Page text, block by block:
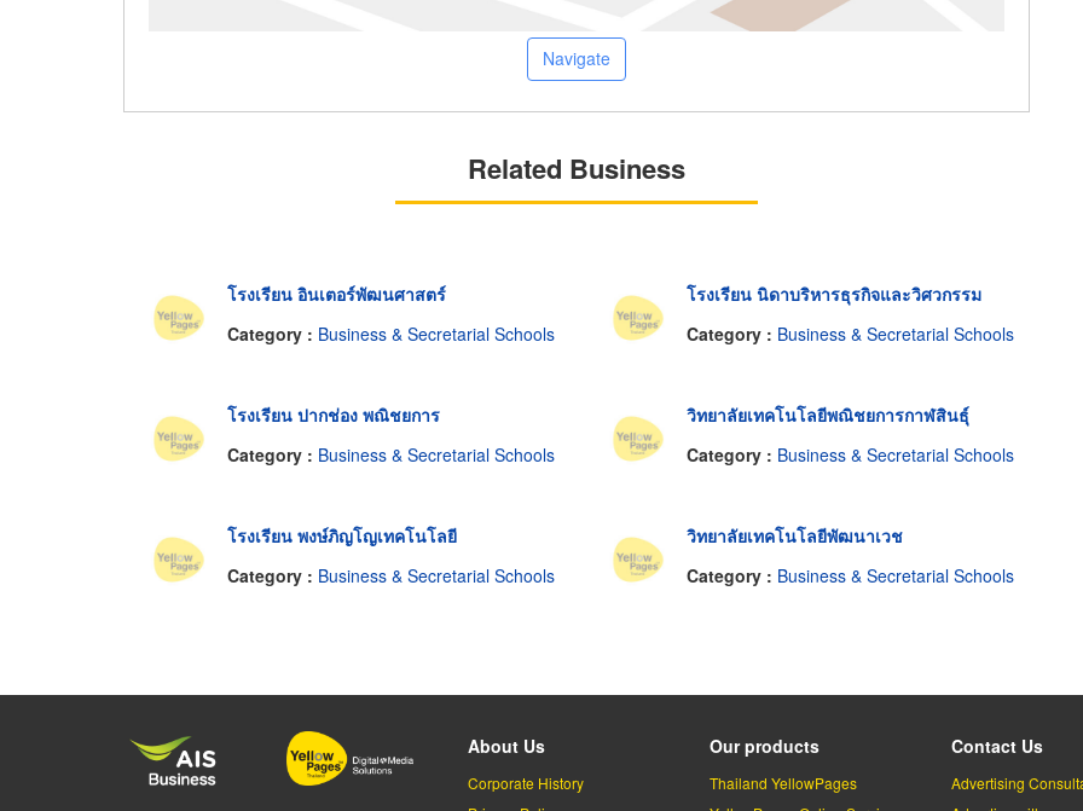
Navigate
Related Business
โรงเรียน อินเตอร์พัฒนศาสตร์
Category : Business & Secretarial Schools
โรงเรียน นิดาบริหารธุรกิจและวิศวกรรม
Category : Business & Secretarial Schools
โรงเรียน ปากช่อง พณิชยการ
Category : Business & Secretarial Schools
วิทยาลัยเทคโนโลยีพณิชยการกาฬสินธุ์
Category : Business & Secretarial Schools
โรงเรียน พงษ์ภิญโญเทคโนโลยี
Category : Business & Secretarial Schools
วิทยาลัยเทคโนโลยีพัฒนาเวช
Category : Business & Secretarial Schools
About Us
Corporate History
Our products
Thailand YellowPages
Contact Us
Advertising